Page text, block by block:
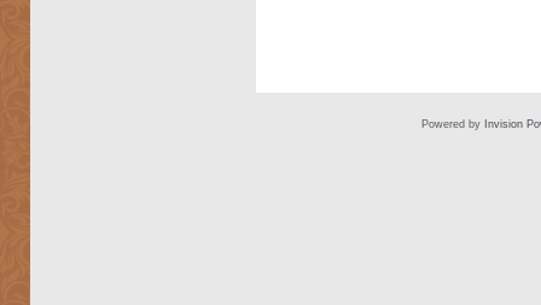
Powered by Invision